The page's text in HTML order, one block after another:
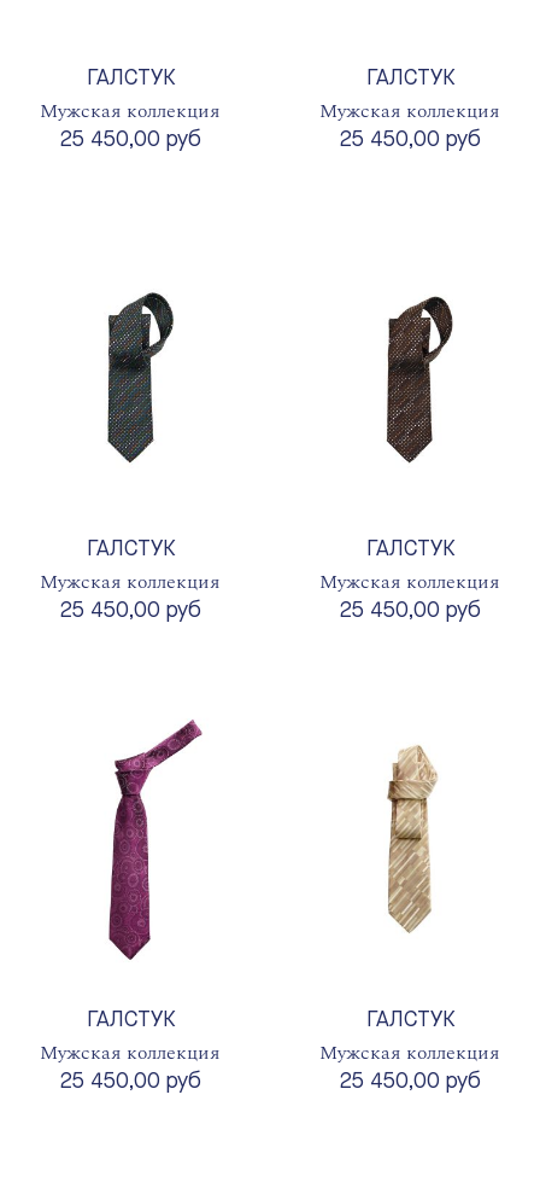
ГАЛСТУК
Мужская коллекция
25 450,00 руб
ГАЛСТУК
Мужская коллекция
25 450,00 руб
ГАЛСТУК
Мужская коллекция
25 450,00 руб
ГАЛСТУК
Мужская коллекция
25 450,00 руб
ГАЛСТУК
Мужская коллекция
25 450,00 руб
ГАЛСТУК
Мужская коллекция
25 450,00 руб